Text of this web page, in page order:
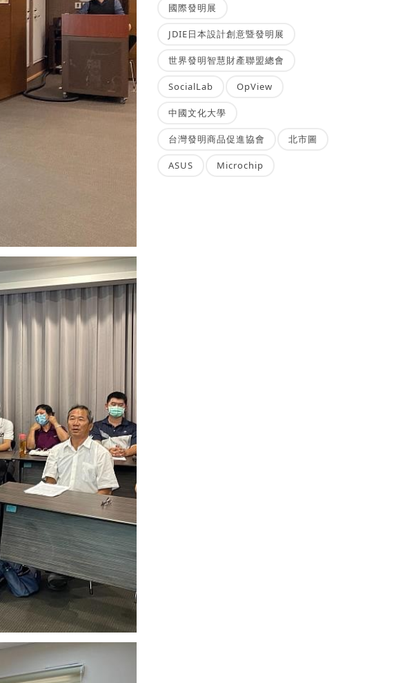
國際發明展
JDIE日本設計創意暨發明展
世界發明智慧財產聯盟總會
SocialLab OpView
中國文化大學
台灣發明商品促進協會 北市圖
ASUS Microchip